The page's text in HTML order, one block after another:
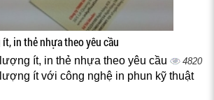
in thẻ nhựa theo yêu cầu
ít, in thẻ nhựa theo yêu cầu 4820
ít với công nghệ in phun kỹ thuật